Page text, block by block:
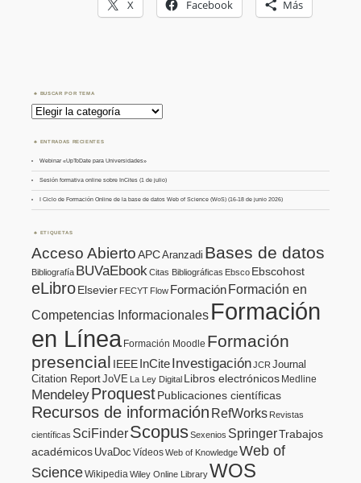
X Facebook Más
BUSCAR POR TEMA
Buscar
por
Tema
ENTRADAS RECIENTES
Webinar «UpToDate para Universidades»
Sesión formativa online sobre InCites (1 de julio)
I Ciclo de Formación Online de la base de datos Web of Science (WoS) (16-18 de junio 2026)
ETIQUETAS
Acceso AbiertoAPCAranzadi Bases de datos
Bibliografía BUVaEbookCitas Bibliográficas Ebsco Ebscohost
eLibroElsevier FECYT Flow Formación Formación en
Competencias Informacionales Formación
en Línea Formación Moodle Formación
presencial
IEEE InCite InvestigaciónJCRJournal
Citation ReportJoVE La Ley Digital Libros electrónicos Medline
MendeleyProquestPublicaciones científicas
Recursos de información RefWorks Revistas
científicas SciFinderScopusSexenios SpringerTrabajos
académicos UvaDoc VídeosWeb of KnowledgeWeb of
ScienceWikipediaWiley Online LibraryWOS